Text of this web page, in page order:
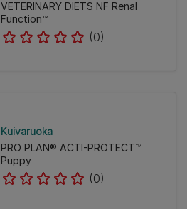
VETERINARY DIETS NF Renal
Function™
(0)
Kuivaruoka
PRO PLAN® ACTI-PROTECT™
Puppy
(0)